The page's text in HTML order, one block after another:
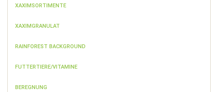
XAXIMSORTIMENTE
XAXIMGRANULAT
RAINFOREST BACKGROUND
FUTTERTIERE/VITAMINE
BEREGNUNG